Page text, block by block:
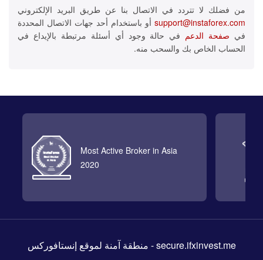
من فضلك لا تتردد في الاتصال بنا عن طريق البريد الإلكتروني
support@instaforex.com أو باستخدام أحد جهات الاتصال المحددة
في صفحة الدعم في حالة وجود أي أسئلة مرتبطة بالإيداع في
الحساب الخاص بك والسحب منه.
Most Active Broker in Asia
2020
secure.ifxinvest.me- منطقة آمنة لموقع إنستافوركس